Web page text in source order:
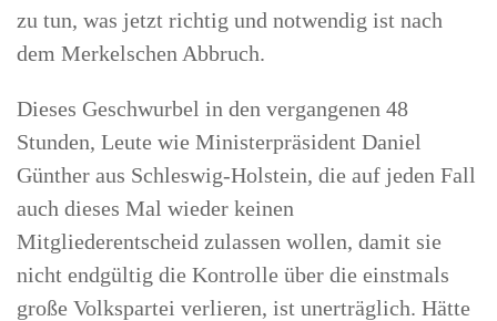
zu tun, was jetzt richtig und notwendig ist nach
dem Merkelschen Abbruch.
Dieses Geschwurbel in den vergangenen 48
Stunden, Leute wie Ministerpräsident Daniel
Günther aus Schleswig-Holstein, die auf jeden Fall
auch dieses Mal wieder keinen
Mitgliederentscheid zulassen wollen, damit sie
nicht endgültig die Kontrolle über die einstmals
große Volkspartei verlieren, ist unerträglich. Hätte